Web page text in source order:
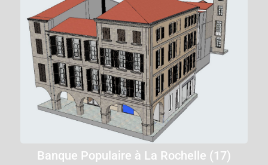
Banque Populaire à La Rochelle (17)